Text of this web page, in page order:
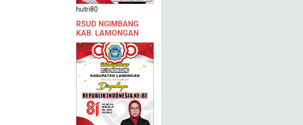
hutri80
RSUD NGIMBANG
KAB. LAMONGAN